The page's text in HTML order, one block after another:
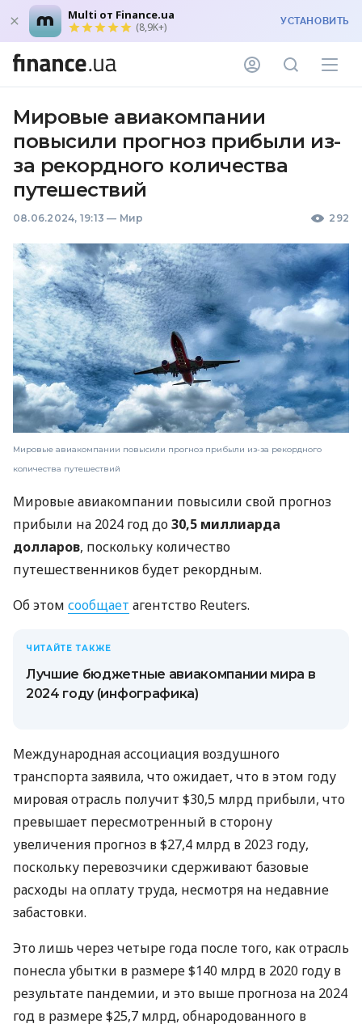
Multi от Finance.ua
(8,9K+) УСТАНОВИТЬ
Мировые авиакомпании
повысили прогноз прибыли из-
за рекордного количества
путешествий
08.06.2024, 19:13 — Мир 292
Мировые авиакомпании повысили прогноз прибыли из-за рекордного
количества путешествий
Мировые авиакомпании повысили свой прогноз
прибыли на 2024 год до30,5 миллиарда
долларов, поскольку количество
путешественников будет рекордным.
Об этом сообщает агентство Reuters.
ЧИТАЙТЕ ТАКЖЕ
Лучшие бюджетные авиакомпании мира в
2024 году (инфографика)
Международная ассоциация воздушного
транспорта заявила, что ожидает, что в этом году
мировая отрасль получит $30,5 млрд прибыли, что
превышает пересмотренный в сторону
увеличения прогноз в $27,4 млрд в 2023 году,
поскольку перевозчики сдерживают базовые
расходы на оплату труда, несмотря на недавние
забастовки.
Это лишь через четыре года после того, как отрасль
понесла убытки в размере $140 млрд в 2020 году в
результате пандемии, и это выше прогноза на 2024
год в размере $25,7 млрд, обнародованного в